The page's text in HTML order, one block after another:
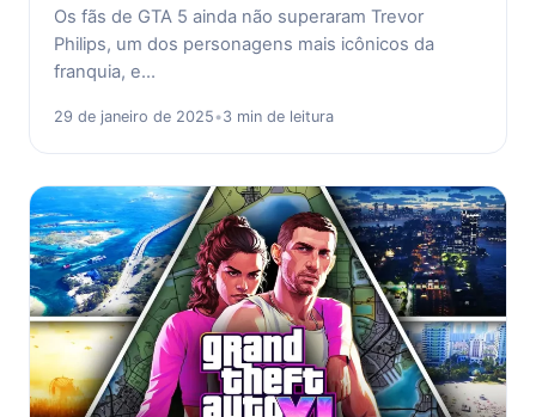
Os fãs de GTA 5 ainda não superaram Trevor
Philips, um dos personagens mais icônicos da
franquia, e…
29 de janeiro de 2025•3 min de leitura